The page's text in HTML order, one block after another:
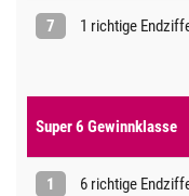
7 1 richtige
Super 6 Gewinnklasse
1 6 richtige